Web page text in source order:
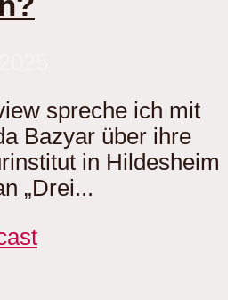
spreche ich mit
Bazyar über ihre
in Hildesheim
„Drei...